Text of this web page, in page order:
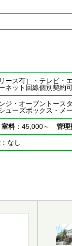
ース有）・テレビ・
ネット回線個別契約
ジ・オーブントース
ューズボックス・メ
室料：45,000～ 管理
：なし